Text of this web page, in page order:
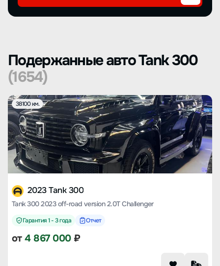
Подержанные авто Tank 300
(1654)
38100 км.
2023 Tank 300
Tank 300 2023 off-road version 2.0T Challenger
Гарантия 1 - 3 года Отчет
от4 867 000₽